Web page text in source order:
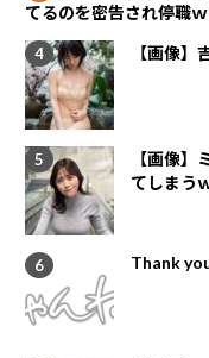
てるのを密告され停職
【画像
【画像
てしまう
Thank